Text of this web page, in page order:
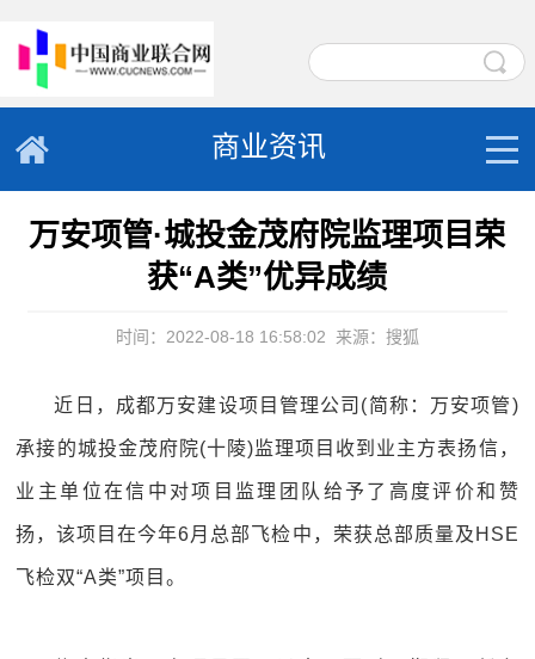
商业资讯
万安项管·城投金茂府院监理项目荣
获“A类”优异成绩
时间：2022-08-18 16:58:02 来源：搜狐
近日，成都万安建设项目管理公司(简称：万安项管)
承接的城投金茂府院(十陵)监理项目收到业主方表扬信，
业主单位在信中对项目监理团队给予了高度评价和赞
扬，该项目在今年6月总部飞检中，荣获总部质量及HSE
飞检双“A类”项目。